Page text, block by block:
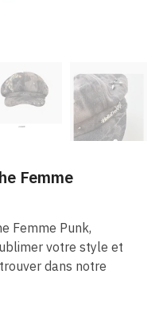
Femme
Femme Punk,
votre style et
dans notre